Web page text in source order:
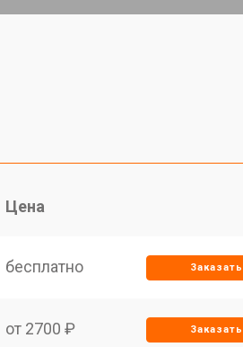
Цена
бесплатно Заказать
от 2700 ₽ Заказать